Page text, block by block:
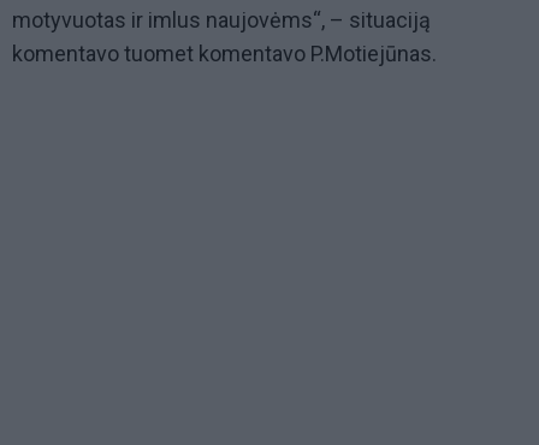
motyvuotas ir imlus naujovėms“, – situaciją
komentavo tuomet komentavo P.Motiejūnas.